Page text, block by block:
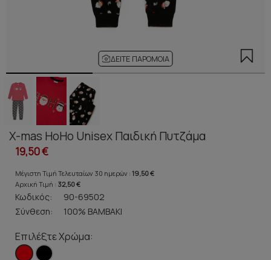
ΔΕΊΤΕ ΠΑΡΌΜΟΙΑ
X-mas HoHo Unisex Παιδική Πυτζάμα
19,50 €
Μέγιστη Τιμή Τελευταίων 30 ημερών : 19,50 €
Αρχική Τιμή : 32,50 €
Κωδικός:
90-69502
Σύνθεση:
100% ΒΑΜΒΑΚΙ
Επιλέξτε Χρώμα: